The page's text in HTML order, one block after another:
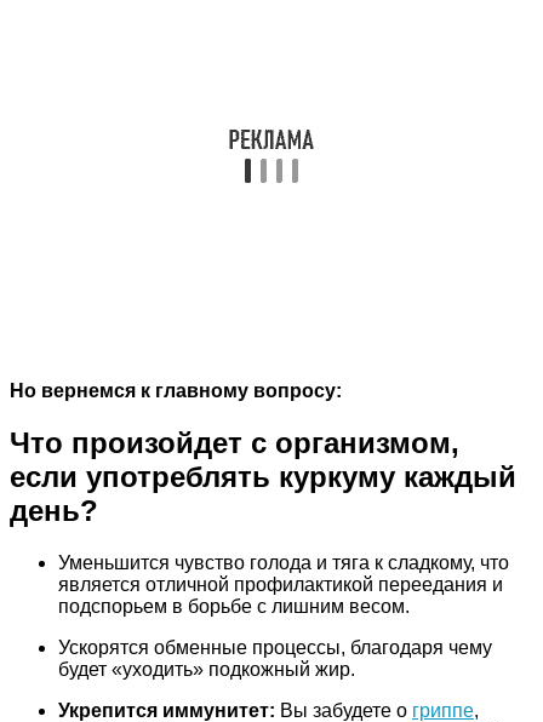
Но вернемся к главному вопросу:
Что произойдет с организмом,
если употреблять куркуму каждый
день?
Уменьшится чувство голода и тяга к сладкому, что
является отличной профилактикой переедания и
подспорьем в борьбе с лишним весом.
Ускорятся обменные процессы, благодаря чему
будет «уходить» подкожный жир.
Укрепится иммунитет: Вы забудете о гриппе,